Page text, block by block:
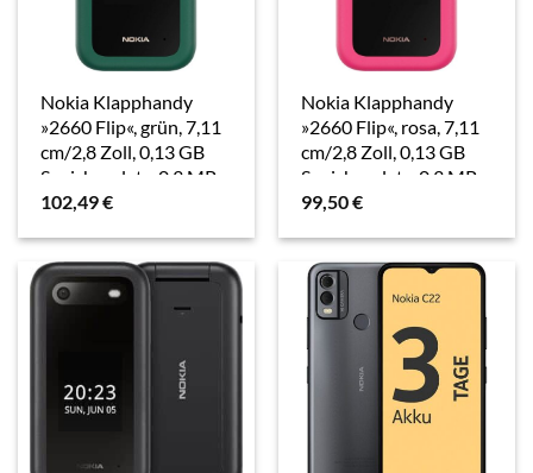
Nokia Klapphandy
»2660 Flip«, grün, 7,11
cm/2,8 Zoll, 0,13 GB
Speicherplatz, 0,3 MP
Kamera
102,49€
Nokia Klapphandy
»2660 Flip«, rosa, 7,11
cm/2,8 Zoll, 0,13 GB
Speicherplatz, 0,3 MP
Kamera
99,50€